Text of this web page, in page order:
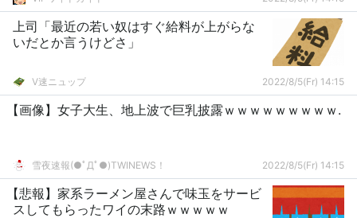
上司「最近の若い奴はすぐ給料が上がらな
いだとか言うけどさ」
V速ニュップ 2022/8/5(Fr) 14:15
【画像】女子大生、地上波で巨乳披露ｗｗｗｗｗｗｗｗｗ.
雪夜速報(●ﾟДﾟ●)TWINEWS！ 2022/8/5(Fr) 14:15
【悲報】家系ラーメン屋さんで味玉をサービ
スしてもらったワイの末路ｗｗｗｗｗ